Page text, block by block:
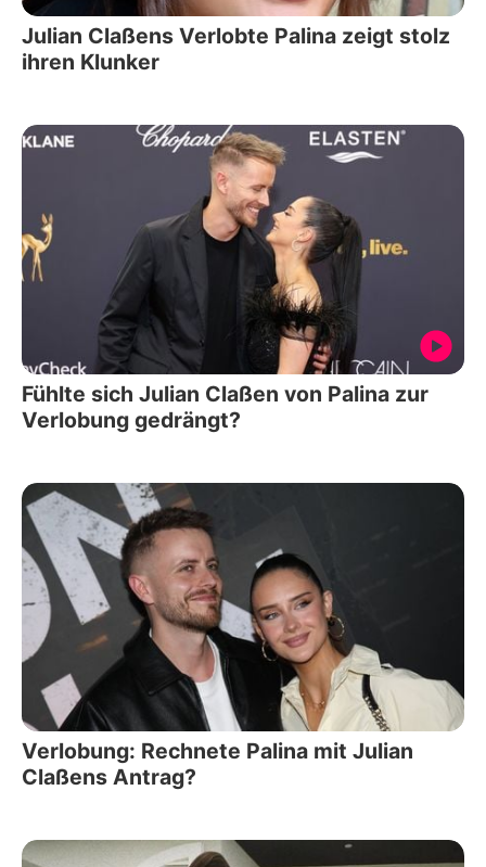
Julian Claßens Verlobte Palina zeigt stolz
ihren Klunker
Fühlte sich Julian Claßen von Palina zur
Verlobung gedrängt?
Verlobung: Rechnete Palina mit Julian
Claßens Antrag?